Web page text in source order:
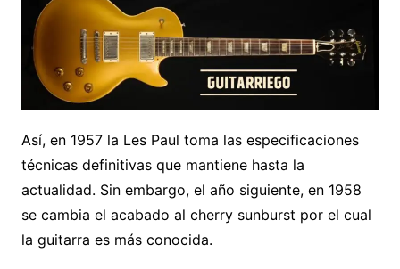
Así, en 1957 la Les Paul toma las especificaciones
técnicas definitivas que mantiene hasta la
actualidad. Sin embargo, el año siguiente, en 1958
se cambia el acabado al cherry sunburst por el cual
la guitarra es más conocida.